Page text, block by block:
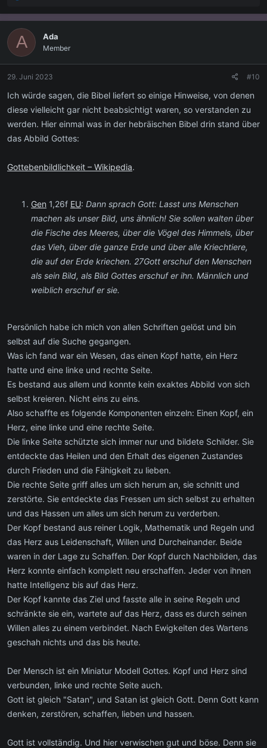
Joab: Reise durch die Stämme Israels von Dan bis Beerscheba und
zählt das [kriegsfähige] Volk. Ich möchte wissen, wieviele es sind.
Chronik 21,1-2
UndSatanrichtete sich gegen Israel und reizte David dazu, Israel
zu zählen. Daraufhin sprach David zu Joab und zu den führenden
des Volkes: Reist durch Israel von Beerscheba bis Dan und
berichtet mir, wieviele es sind.
Gefunden auf Jesus-Offline 2.0
a
k
t
o
e
A Ada
Member
29. Juni 2023 #10
Ich würde sagen, die Bibel liefert so einige Hinweise, von denen
diese vielleicht gar nicht beabsichtigt waren, so verstanden zu
werden. Hier einmal was in der hebräischen Bibel drin stand über
das Abbild Gottes:
Gottebenbildlichkeit – Wikipedia.
Gen 1,26f EU: Dann sprach Gott: Lasst uns Menschen
machen als unser Bild, uns ähnlich! Sie sollen walten über
die Fische des Meeres, über die Vögel des Himmels, über
das Vieh, über die ganze Erde und über alle Kriechtiere,
die auf der Erde kriechen. 27Gott erschuf den Menschen
als sein Bild, als Bild Gottes erschuf er ihn. Männlich und
weiblich erschuf er sie.
Persönlich habe ich mich von allen Schriften gelöst und bin
selbst auf die Suche gegangen.
Was ich fand war ein Wesen, das einen Kopf hatte, ein Herz
hatte und eine linke und rechte Seite.
Es bestand aus allem und konnte kein exaktes Abbild von sich
selbst kreieren. Nicht eins zu eins.
Also schaffte es folgende Komponenten einzeln: Einen Kopf, ein
Herz, eine linke und eine rechte Seite.
Die linke Seite schützte sich immer nur und bildete Schilder. Sie
entdeckte das Heilen und den Erhalt des eigenen Zustandes
durch Frieden und die Fähigkeit zu lieben.
Die rechte Seite griff alles um sich herum an, sie schnitt und
zerstörte. Sie entdeckte das Fressen um sich selbst zu erhalten
und das Hassen um alles um sich herum zu verderben.
Der Kopf bestand aus reiner Logik, Mathematik und Regeln und
das Herz aus Leidenschaft, Willen und Durcheinander. Beide
waren in der Lage zu Schaffen. Der Kopf durch Nachbilden, das
Herz konnte einfach komplett neu erschaffen. Jeder von ihnen
hatte Intelligenz bis auf das Herz.
Der Kopf kannte das Ziel und fasste alle in seine Regeln und
schränkte sie ein, wartete auf das Herz, dass es durch seinen
Willen alles zu einem verbindet. Nach Ewigkeiten des Wartens
geschah nichts und das bis heute.
Der Mensch ist ein Miniatur Modell Gottes. Kopf und Herz sind
verbunden, linke und rechte Seite auch.
Gott ist gleich "Satan", und Satan ist gleich Gott. Denn Gott kann
denken, zerstören, schaffen, lieben und hassen.
Gott ist vollständig. Und hier verwischen gut und böse. Denn sie